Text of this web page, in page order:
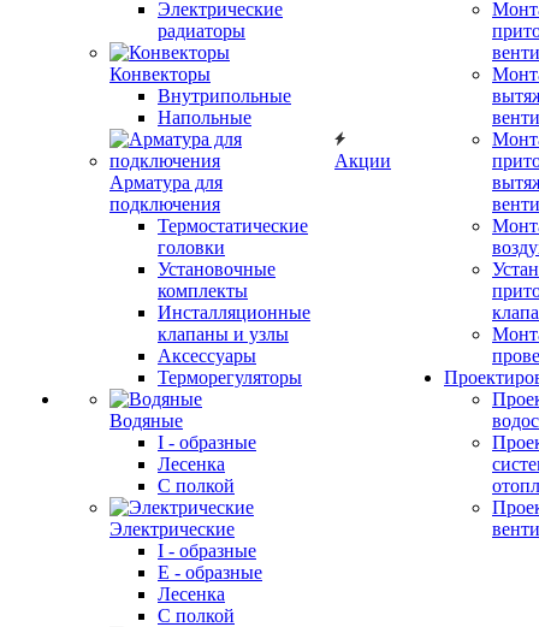
Электрические
радиаторы
Конвекторы
Внутрипольные
Напольные
Арматура для
подключения
Термостатические
головки
Установочные
комплекты
Инсталляционные
клапаны и узлы
Аксессуары
Терморегуляторы
Водяные
I - образные
Лесенка
С полкой
Электрические
I - образные
E - образные
Лесенка
С полкой
Акции